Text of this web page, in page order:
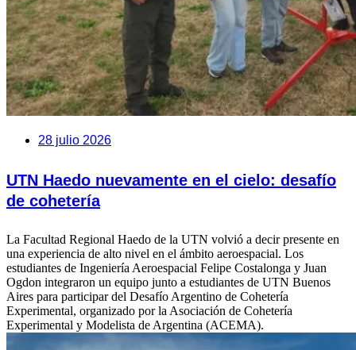
28 julio 2026
UTN Haedo nuevamente en el cielo: desafío
de cohetería
La Facultad Regional Haedo de la UTN volvió a decir presente en
una experiencia de alto nivel en el ámbito aeroespacial. Los
estudiantes de Ingeniería Aeroespacial Felipe Costalonga y Juan
Ogdon integraron un equipo junto a estudiantes de UTN Buenos
Aires para participar del Desafío Argentino de Cohetería
Experimental, organizado por la Asociación de Cohetería
Experimental y Modelista de Argentina (ACEMA).